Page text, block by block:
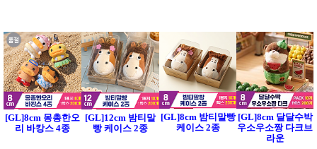
[GL]8cm 몽총한오
리 바캉스 4종
[GL]12cm 밤티말
빵 케이스 2종
[GL]8cm 밤티말빵
케이스 2종
[GL]8cm 달달수박
우소우소짱 다크브
라운